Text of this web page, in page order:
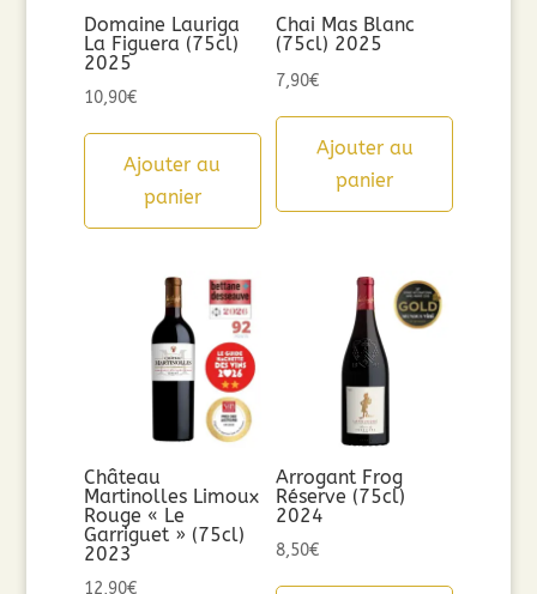
Domaine Lauriga
La Figuera (75cl)
2025
10,90€
Ajouter au
panier
Chai Mas Blanc
(75cl) 2025
7,90€
Ajouter au
panier
Château
Martinolles Limoux
Rouge « Le
Garriguet » (75cl)
2023
12,90€
Arrogant Frog
Réserve (75cl)
2024
8,50€